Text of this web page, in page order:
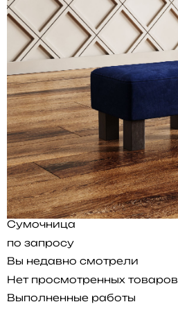
Сумочница
по запросу
Вы недавно смотрели
Нет просмотренных товаров
Выполненные работы